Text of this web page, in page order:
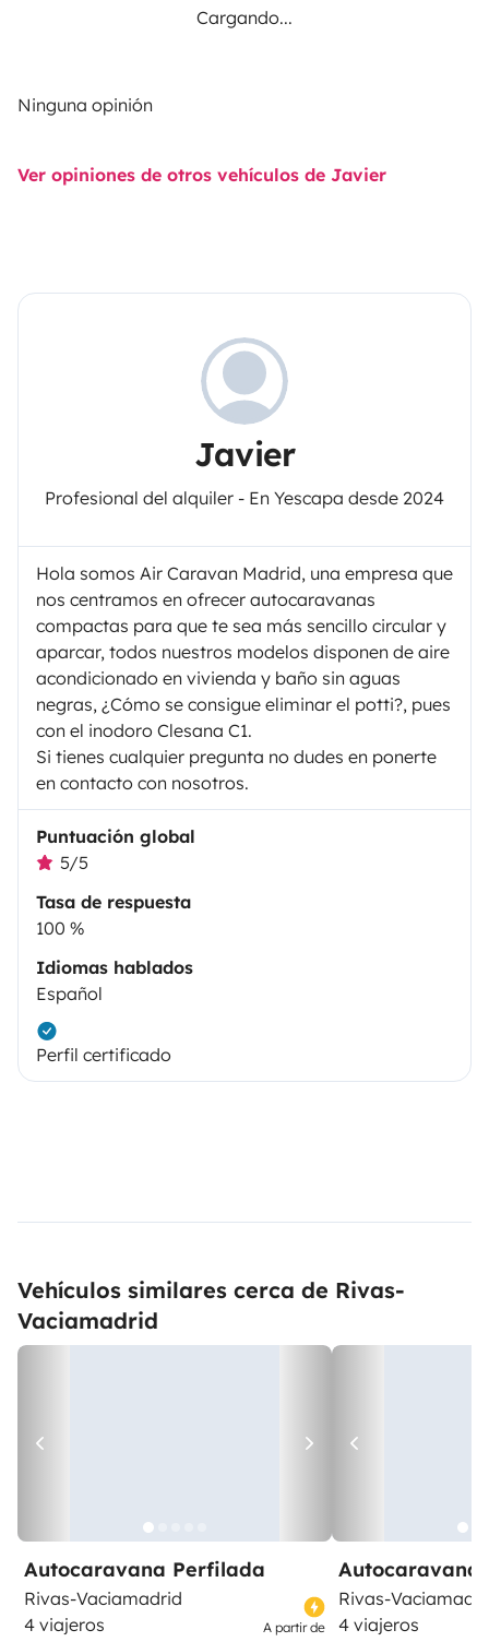
Cargando...
Ninguna opinión
Ver opiniones de otros vehículos de Javier
Javier
Profesional del alquiler - En Yescapa desde 2024
Hola somos Air Caravan Madrid, una empresa que
nos centramos en ofrecer autocaravanas
compactas para que te sea más sencillo circular y
aparcar, todos nuestros modelos disponen de aire
acondicionado en vivienda y baño sin aguas
negras, ¿Cómo se consigue eliminar el potti?, pues
con el inodoro Clesana C1.
Si tienes cualquier pregunta no dudes en ponerte
en contacto con nosotros.
Puntuación global
5/5
Tasa de respuesta
100 %
Idiomas hablados
Español
Perfil certificado
Vehículos similares cerca de Rivas-
Vaciamadrid
Autocaravana Perfilada
Rivas-Vaciamadrid
4 viajeros
A partir de
Autocaravana
Rivas-
4 viajeros